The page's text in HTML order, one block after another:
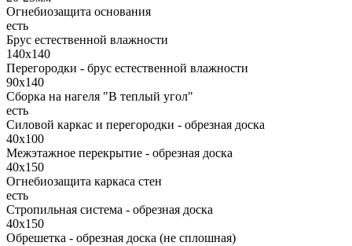
Огнебиозащита основания
есть
Брус естественной влажности
140х140
Перегородки - брус естественной влажности
90х140
Сборка на нагеля "В теплый угол"
есть
Силовой каркас и перегородки - обрезная доска
40х100
Межэтажное перекрытие - обрезная доска
40х150
Огнебиозащита каркаса стен
есть
Стропильная система - обрезная доска
40х150
Обрешетка - обрезная доска (не сплошная)